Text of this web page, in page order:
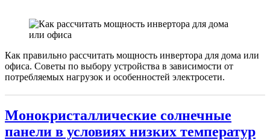
Как правильно рассчитать мощность инвертора для дома или
офиса. Советы по выбору устройства в зависимости от
потребляемых нагрузок и особенностей электросети.
Монокристаллические солнечные
панели в условиях низких температур